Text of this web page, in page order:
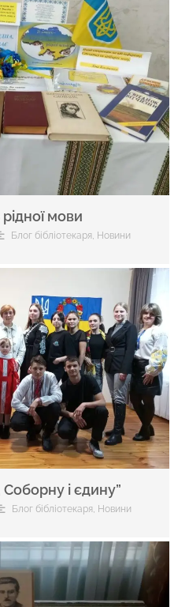
мови
Блог бібліотекаря, Новини
і єдину”
Блог бібліотекаря, Новини